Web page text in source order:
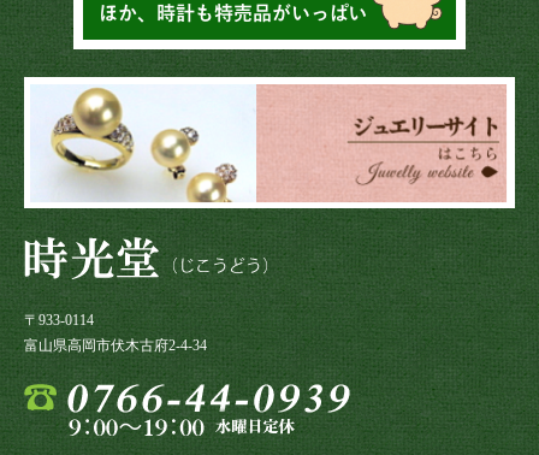
〒933-0114
富山県高岡市伏木古府2-4-34